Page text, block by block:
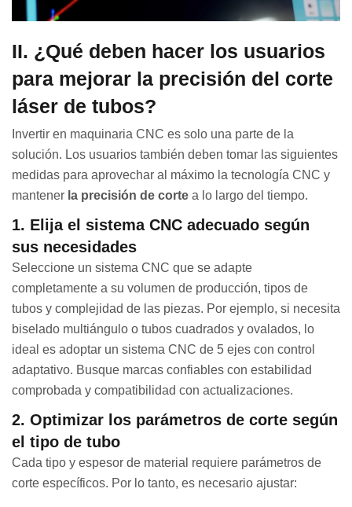
II. ¿Qué deben hacer los usuarios
para mejorar la precisión del corte
láser de tubos?
Invertir en maquinaria CNC es solo una parte de la
solución. Los usuarios también deben tomar las siguientes
medidas para aprovechar al máximo la tecnología CNC y
mantener la precisión de corte a lo largo del tiempo.
1. Elija el sistema CNC adecuado según
sus necesidades
Seleccione un sistema CNC que se adapte
completamente a su volumen de producción, tipos de
tubos y complejidad de las piezas. Por ejemplo, si necesita
biselado multiángulo o tubos cuadrados y ovalados, lo
ideal es adoptar un sistema CNC de 5 ejes con control
adaptativo. Busque marcas confiables con estabilidad
comprobada y compatibilidad con actualizaciones.
2. Optimizar los parámetros de corte según
el tipo de tubo
Cada tipo y espesor de material requiere parámetros de
corte específicos. Por lo tanto, es necesario ajustar: